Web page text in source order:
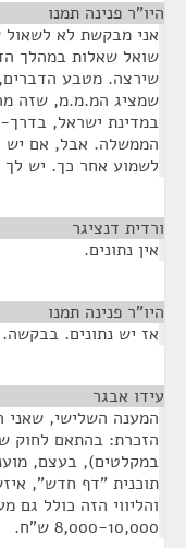
היו"ר פנינה תמנו
אני מבקשת לא
שואל שאלות במהלך
שירצה. מטבע
שמציג המ.מ.מ, שזה
במדינת ישראל,
הממשלה. אבל, אם יש
לשמוע אחר כך. יש לך
ורדית דנציגר
אין נתונים.
היו"ר פנינה תמנו
אז יש נתונים. בבקשה.
עידו אבגר
המענה השלישי, שאני
הזכרת: בהתאם לחוק
במקלטים), בעצם,
תוכנית "דף חדש",
והליווי הזה כולל גם
8,000-10,000 ש"ח.